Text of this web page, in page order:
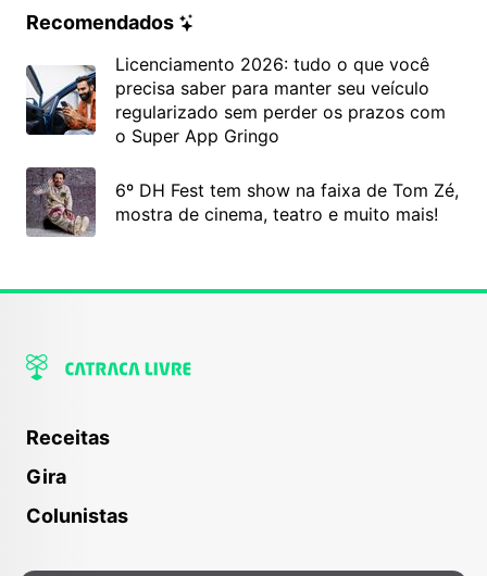
Recomendados
Licenciamento 2026: tudo o que você
precisa saber para manter seu veículo
regularizado sem perder os prazos com
o Super App Gringo
6º DH Fest tem show na faixa de Tom Zé,
mostra de cinema, teatro e muito mais!
Receitas
Gira
Colunistas